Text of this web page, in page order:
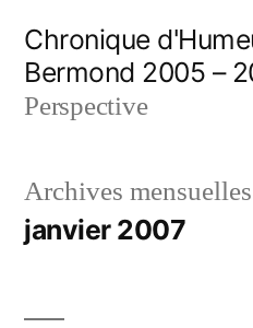
contenu
Chronique
Bermond 2005 –
Perspective
Archives
janvier 2007